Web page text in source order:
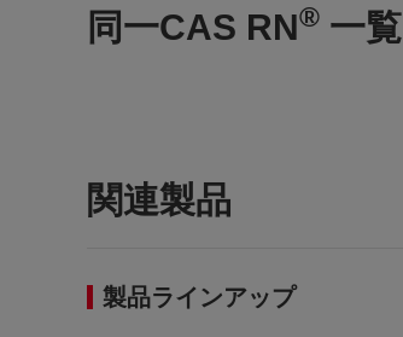
同一CAS RN® 一覧
関連製品
製品ラインアップ